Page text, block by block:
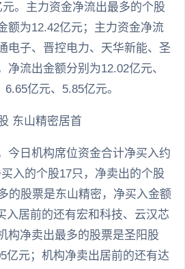
。主力资金净流出最多的个股
额为12.42亿元；主力资金净流
电子、晋控电力、天华新能、圣
净流出金额分别为12.02亿元、
亿元、5.85亿元。
东山精密居首
今日机构席位资金合计净买入约
入的个股17只，净卖出的个股
的股票是东山精密，净买入金额
入居前的还有宏和科技、云汉芯
构净卖出最多的股票是圣阳股
亿元；机构净卖出居前的还有达